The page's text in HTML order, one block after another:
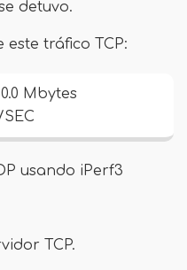
detuvo.
tráfico TCP:
Mbytes
usando iPerf3
TCP.